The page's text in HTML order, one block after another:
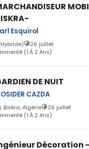
Esquirol
26 juillet
(1 À 2 Ans)
DE NUIT
CAZDA
Biskra, Algérie
26 juillet
(1 À 2 Ans)
Décoration